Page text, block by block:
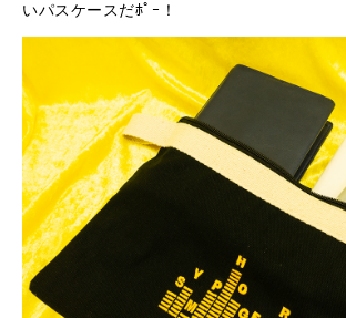
いパスケースだﾎﾟｰ！